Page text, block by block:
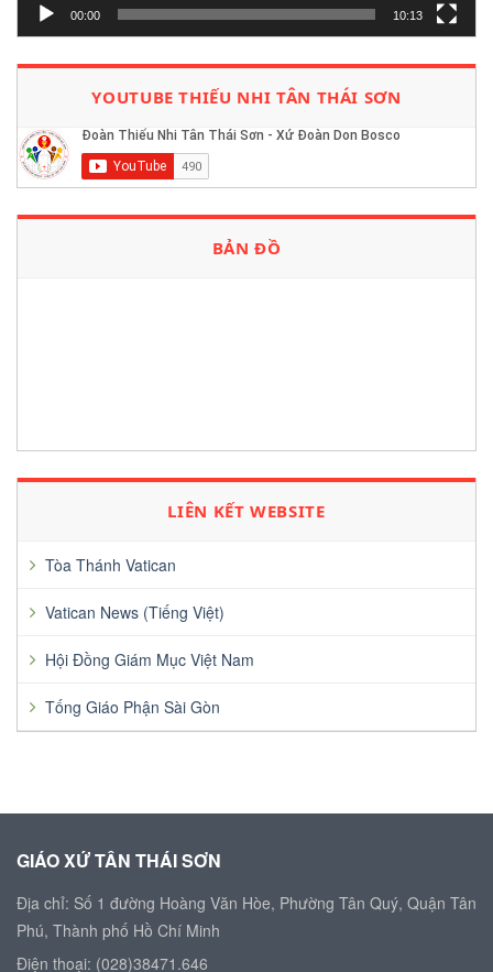
00:00 10:13
YOUTUBE THIẾU NHI TÂN THÁI SƠN
BẢN ĐỒ
LIÊN KẾT WEBSITE
Tòa Thánh Vatican
Vatican News (Tiếng Việt)
Hội Đồng Giám Mục Việt Nam
Tống Giáo Phận Sài Gòn
GIÁO XỨ TÂN THÁI SƠN
Địa chỉ: Số 1 đường Hoàng Văn Hòe, Phường Tân Quý, Quận Tân
Phú, Thành phố Hồ Chí Minh
Điện thoại: (028)38471.646